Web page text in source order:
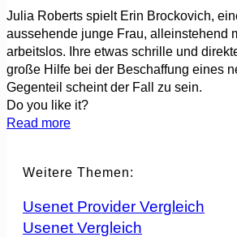
Julia Roberts spielt Erin Brockovich,
aussehende junge Frau, alleinstehend
arbeitslos. Ihre etwas schrille und
große Hilfe bei der Beschaffung eines
Gegenteil scheint der Fall zu sein.
Do you like it?
Read more
Weitere Themen:
Usenet Provider Vergleich
Usenet Vergleich